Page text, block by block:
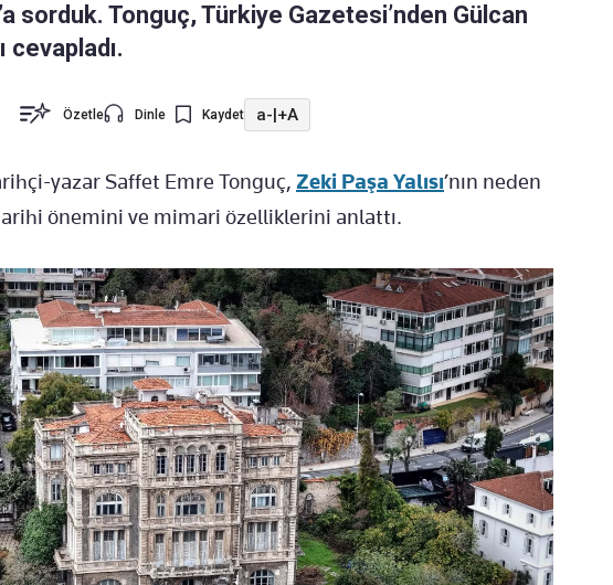
sorduk. Tonguç, Türkiye Gazetesi’nden Gülcan
cevapladı.
Özetle Dinle Kaydet a-|+A
yazar Saffet Emre Tonguç, Zeki Paşa Yalısı’nın neden
tarihi önemini ve mimari özelliklerini anlattı.